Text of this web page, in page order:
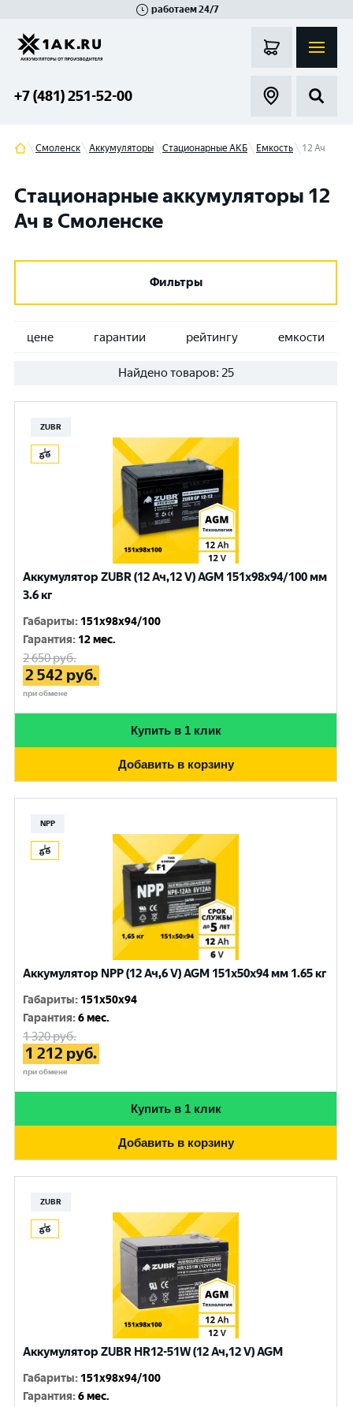
работаем 24/7
+7 (481) 251-52-00
Смоленск Аккумуляторы Стационарные АКБ Емкость 12 Ач
Стационарные аккумуляторы 12
Ач в Смоленске
Фильтры
цене гарантии рейтингу емкости
Найдено товаров: 25
ZUBR
Аккумулятор ZUBR (12 Ач,12 V) AGM 151x98x94/100 мм
3.6 кг
Габариты: 151x98x94/100
Гарантия: 12 мес.
2 650руб.
2 542 руб.
при обмене
Купить в 1 клик
Добавить в корзину
NPP
Аккумулятор NPP (12 Ач,6 V) AGM 151x50x94 мм 1.65 кг
Габариты: 151x50x94
Гарантия:6 мес.
1 320руб.
1 212 руб.
при обмене
Купить в 1 клик
Добавить в корзину
ZUBR
Аккумулятор ZUBR HR12-51W (12 Ач,12 V) AGM
Габариты: 151x98x94/100
Гарантия:6 мес.
Гатчина